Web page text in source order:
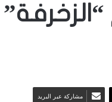
مشاركة عبر البريد